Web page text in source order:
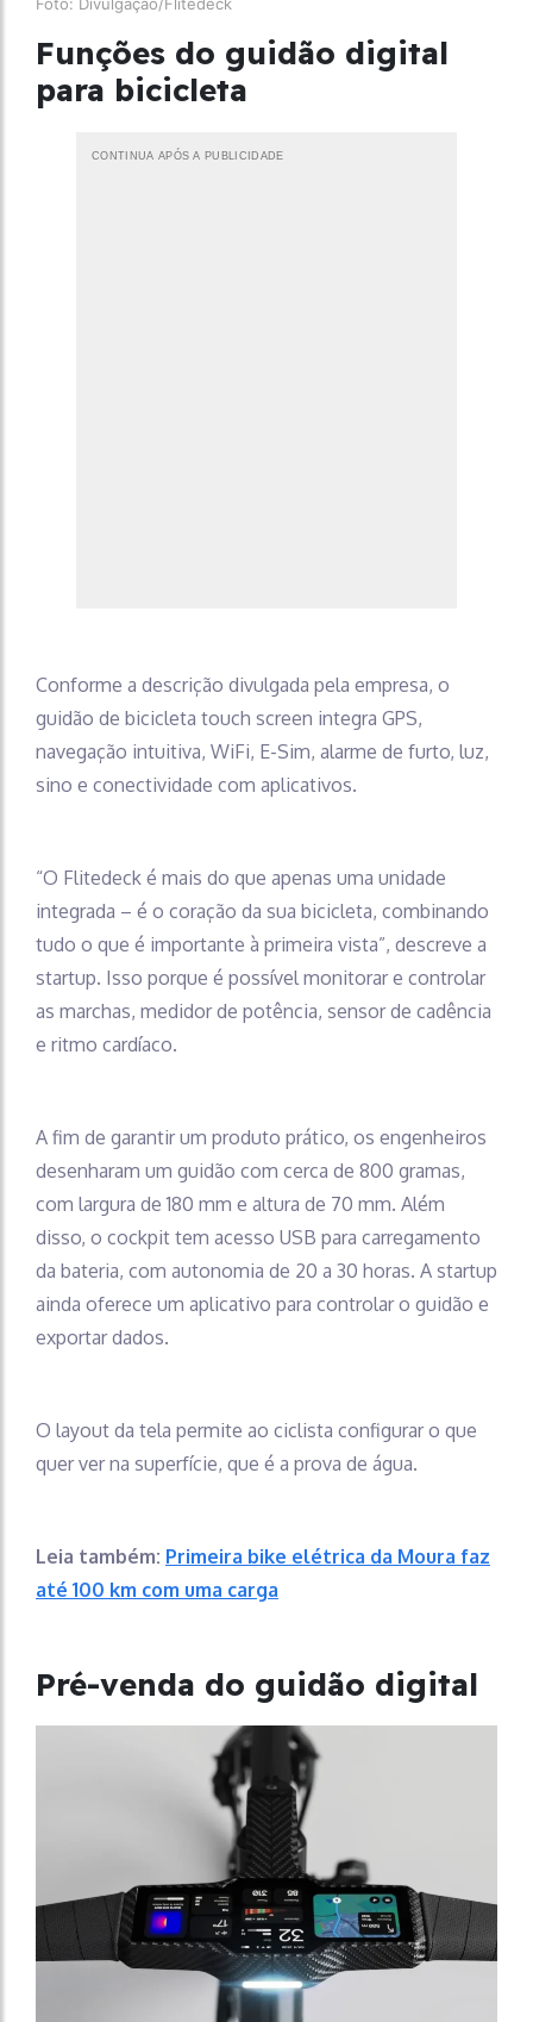
Funções do guidão digital
para bicicleta
CONTINUA APÓS A PUBLICIDADE
Conforme a descrição divulgada pela empresa, o
guidão de bicicleta touch screen integra GPS,
navegação intuitiva, WiFi, E-Sim, alarme de furto, luz,
sino e conectividade com aplicativos.
“O Flitedeck é mais do que apenas uma unidade
integrada – é o coração da sua bicicleta, combinando
tudo o que é importante à primeira vista”, descreve a
startup. Isso porque é possível monitorar e controlar
as marchas, medidor de potência, sensor de cadência
e ritmo cardíaco.
A fim de garantir um produto prático, os engenheiros
desenharam um guidão com cerca de 800 gramas,
com largura de 180 mm e altura de 70 mm. Além
disso, o cockpit tem acesso USB para carregamento
da bateria, com autonomia de 20 a 30 horas. A startup
ainda oferece um aplicativo para controlar o guidão e
exportar dados.
O layout da tela permite ao ciclista configurar o que
quer ver na superfície, que é a prova de água.
Leia também: Primeira bike elétrica da Moura faz
até 100 km com uma carga
Pré-venda do guidão digital